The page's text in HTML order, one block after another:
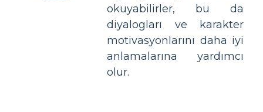
okuyabilirler, bu da
diyalogları ve karakter
motivasyonlarını daha iyi
anlamalarına yardımcı
olur.